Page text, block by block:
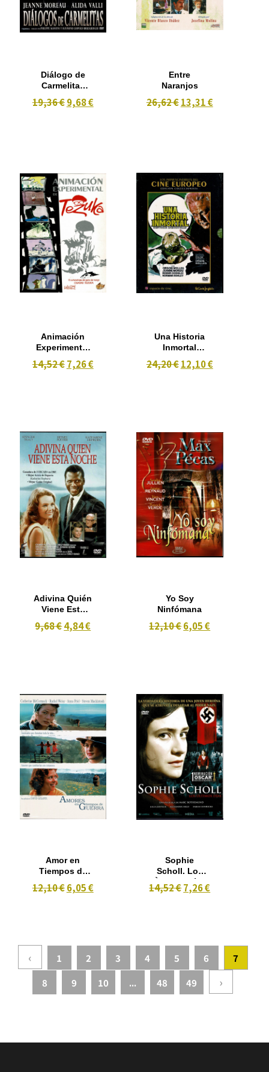
Diálogo de
Carmelitas
19,36 € 9,68 €
Entre
Naranjos
26,62 € 13,31 €
Animación
Experimental
14,52 € 7,26 €
Una Historia
Inmortal
,Edición
24,20 € 12,10 €
Adivina Quién
Viene Esta
9,68 €4,84 €
Yo Soy
Ninfómana
12,10 €6,05 €
Amor en
Tiempos de
Guerra
12,10 € 6,05 €
Sophie
Scholl. Los
Ùltimos Días
(2005)
14,52 €7,26 €
‹ 1 2 3 4 5 6
7
8
9 10 ... 48 49 ›